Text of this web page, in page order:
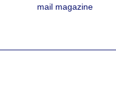
mail magazine